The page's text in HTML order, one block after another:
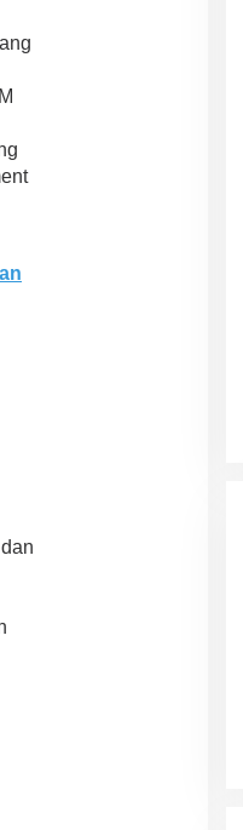
Berpeluang Besar,
Pengamat Politik
Sultra “Hanya